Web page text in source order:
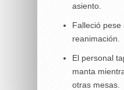
asiento.
Falleció pese
reanimación.
El personal
manta
otras mesas.